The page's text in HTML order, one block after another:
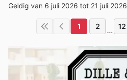
Geldig van 6 juli 2026 tot 21 juli 2026
1 2 ... 12